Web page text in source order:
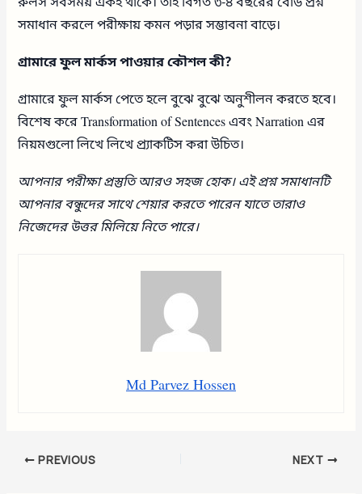
সমাধান করলে পরীক্ষায় কমন পড়ার সম্ভাবনা বাড়ে।
গ্রামারে ফুল মার্কস পাওয়ার কৌশল কী?
গ্রামারে ফুল মার্কস পেতে হলে বুঝে বুঝে অনুশীলন করতে হবে।
বিশেষ করে Transformation of Sentences এবং Narration এর
নিয়মগুলো লিখে লিখে প্র্যাকটিস করা উচিত।
আপনার পরীক্ষা প্রস্তুতি আরও সহজ হোক। এই প্রশ্ন সমাধানটি
আপনার বন্ধুদের সাথে শেয়ার করতে পারেন যাতে তারাও
নিজেদের উত্তর মিলিয়ে নিতে পারে।
Md Parvez Hossen
PREVIOUS NEXT